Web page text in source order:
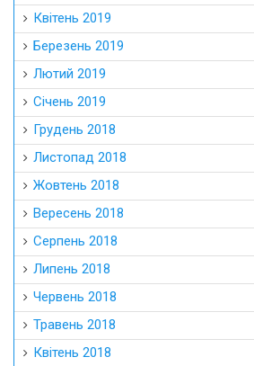
Квітень 2019
Березень 2019
Лютий 2019
Січень 2019
Грудень 2018
Листопад 2018
Жовтень 2018
Вересень 2018
Серпень 2018
Липень 2018
Червень 2018
Травень 2018
Квітень 2018